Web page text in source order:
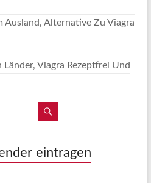
Ausland, Alternative Zu Viagra
Viagra Rezeptfrei Und
eintragen